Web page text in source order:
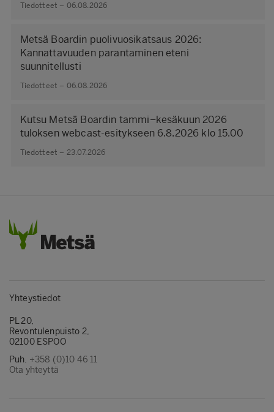
Tiedotteet – 06.08.2026
Metsä Boardin puolivuosikatsaus 2026:
Kannattavuuden parantaminen eteni
suunnitellusti
Tiedotteet – 06.08.2026
Kutsu Metsä Boardin tammi–kesäkuun 2026
tuloksen webcast-esitykseen 6.8.2026 klo 15.00
Tiedotteet – 23.07.2026
Yhteystiedot
PL 20,
Revontulenpuisto 2,
02100 ESPOO
Puh. +358 (0)10 46 11
Ota yhteyttä